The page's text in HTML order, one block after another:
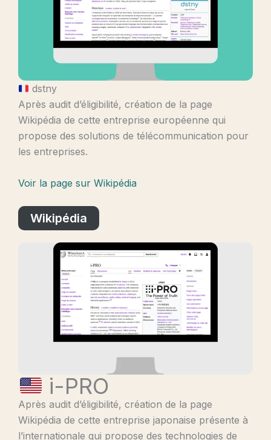
dstny
Après audit d’éligibilité, création de la page
Wikipédia de cette entreprise européenne qui
propose des solutions de télécommunication pour
les entreprises.
Voir la page sur Wikipédia
Wikipédia
i-PRO
Après audit d’éligibilité, création de la page
Wikipédia de cette entreprise japonaise présente à
l’internationale qui propose des technologies de